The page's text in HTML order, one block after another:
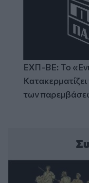
ΕΧΠ-ΒΕ: Το
των